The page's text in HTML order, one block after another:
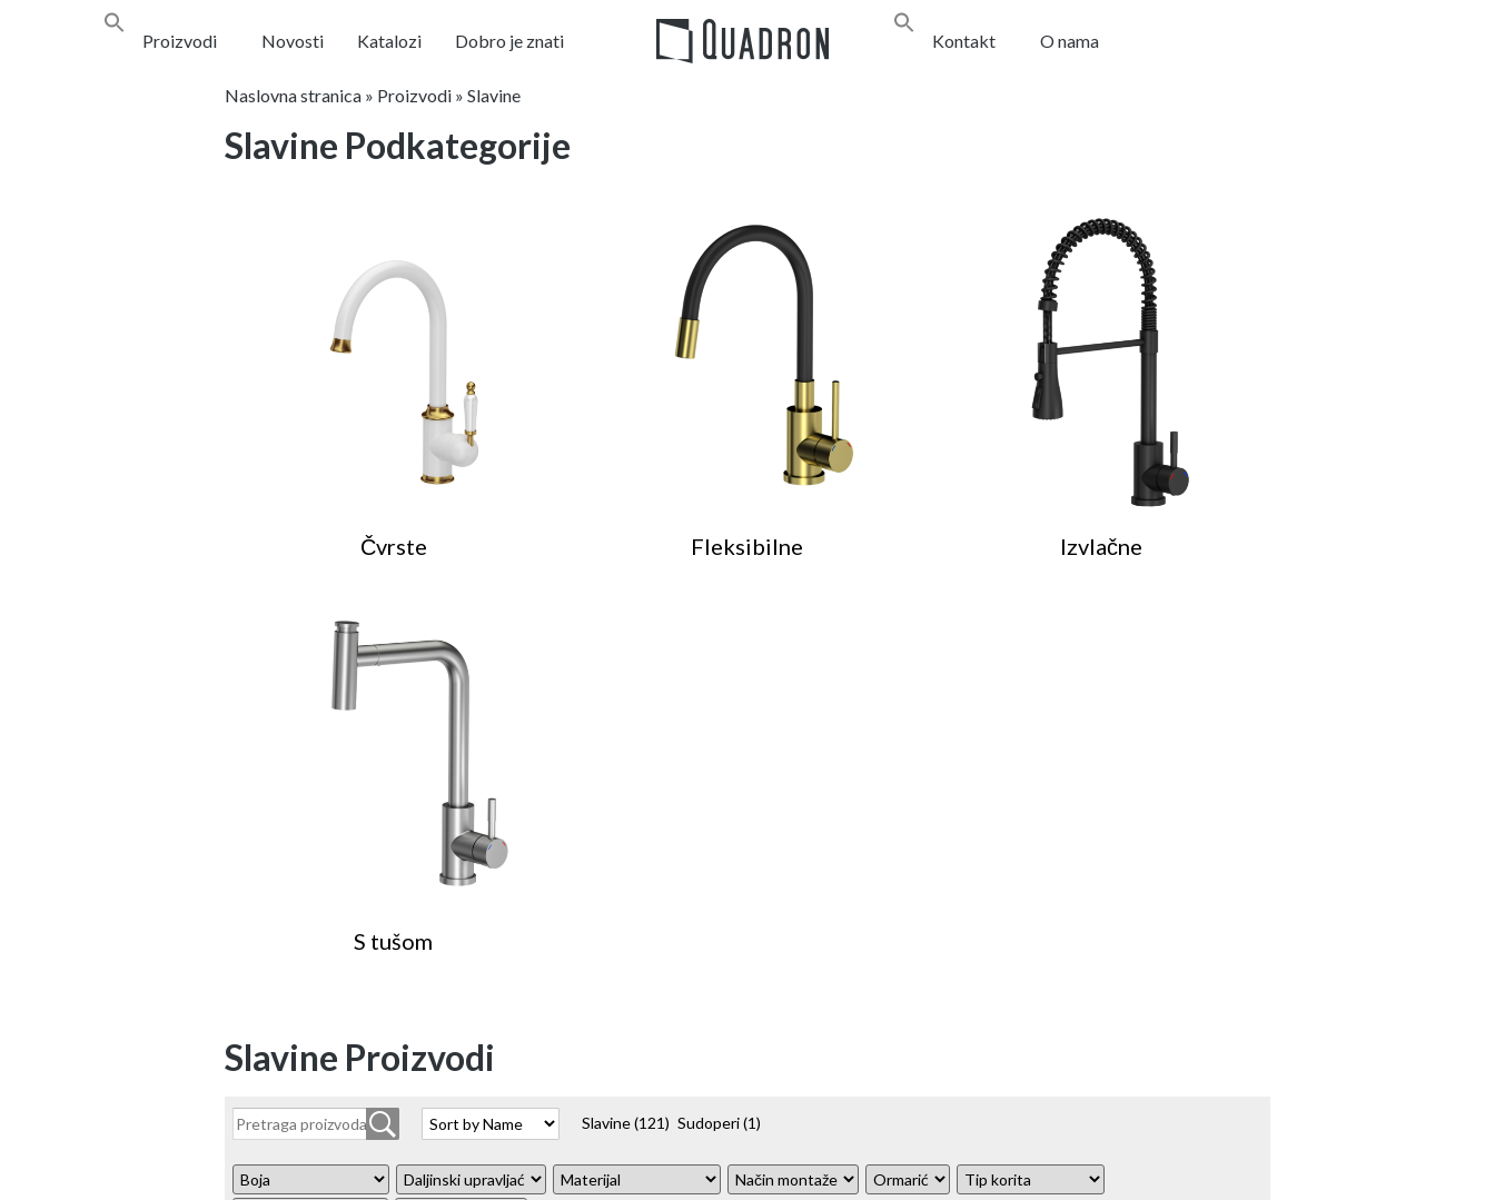
Proizvodi Novosti Katalozi Dobro je znati Kontakt O nama
Naslovna stranica» Proizvodi» Slavine
Slavine Podkategorije
Čvrste Fleksibilne Izvlačne
S tušom
Slavine Proizvodi
Slavine(121) Sudoperi(1)